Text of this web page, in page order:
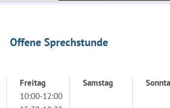
Offene Sprechstunde
Freitag
10:00-12:00
Samstag